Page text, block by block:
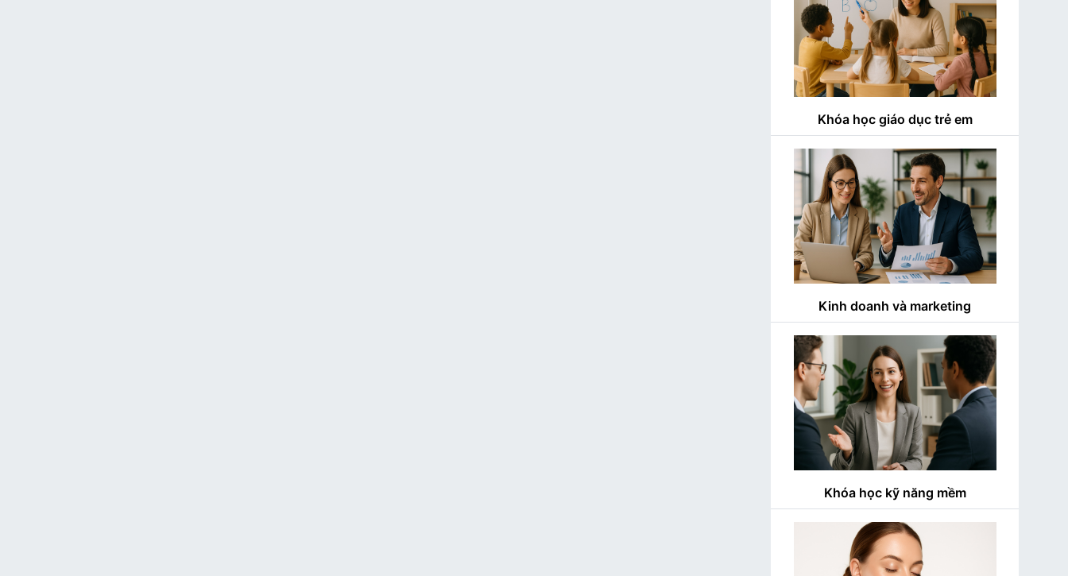
Khóa học giáo dục trẻ em
Kinh doanh và marketing
Khóa học kỹ năng mềm